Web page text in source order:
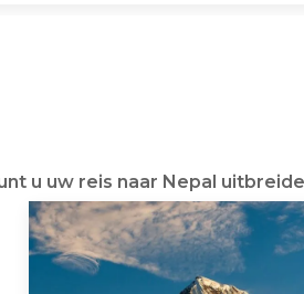
u uw reis naar Nepal